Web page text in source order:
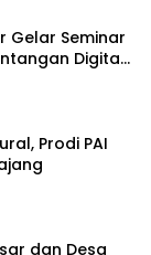
Gelar Seminar
Digital
Prodi PAI
dan Desa